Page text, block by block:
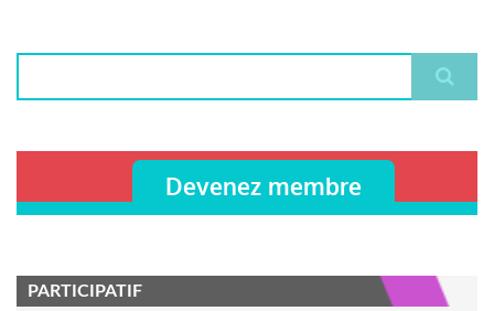
Devenez membre
PARTICIPATIF